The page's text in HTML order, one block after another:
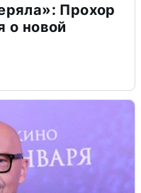
Прохор
о новой